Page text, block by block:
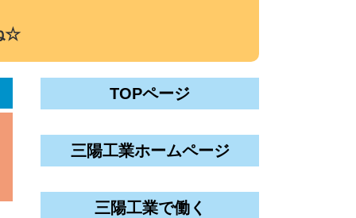
☆
TOPページ
三陽工業ホームページ
三陽工業で働く